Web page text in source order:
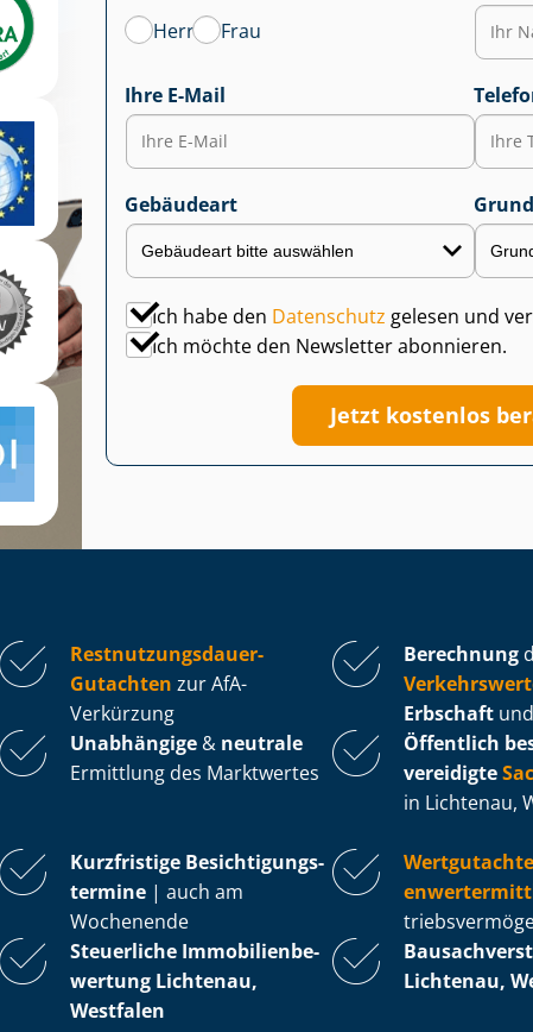
Herr
Frau
Ihre E-Mail
Gebäudeart
Ich habe den Datenschutz gelesen und
Ich möchte den Newsletter abonnieren.
Jetzt kostenlos
Rest­nut­zungs­dau­er-
Gutachten zur AfA-
Verkürzung
Berechnung
Erbschaft und
Unabhängige & neutrale
Ermittlung des Marktwertes
Öffentlich
vereidigte
in Lichtenau,
Kurzfristige Be­sich­ti­gungs­
ter­mi­ne | auch am
Wochenende
Steuerliche Im­mo­bi­li­en­be­
wer­tung Lichtenau,
Westfalen
Lichtenau,